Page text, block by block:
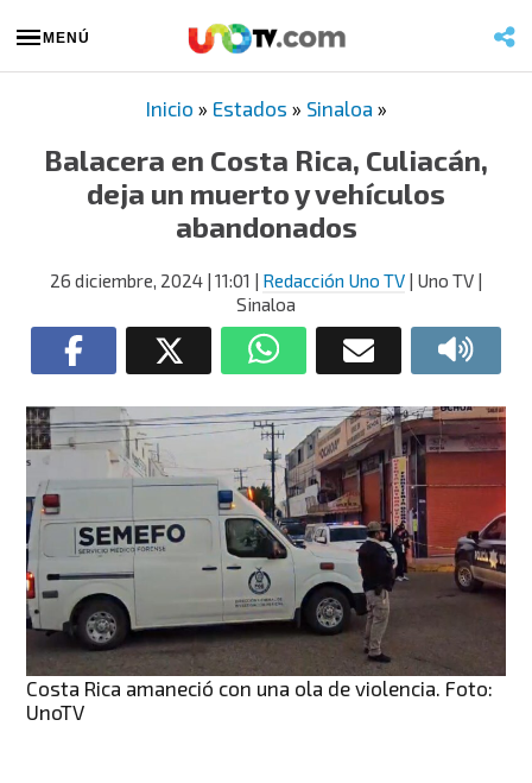
MENÚ
Inicio » Estados » Sinaloa »
Balacera en Costa Rica, Culiacán,
deja un muerto y vehículos
abandonados
26 diciembre, 2024 | 11:01 | Redacción Uno TV | Uno TV |
Sinaloa
Costa Rica amaneció con una ola de violencia. Foto:
UnoTV